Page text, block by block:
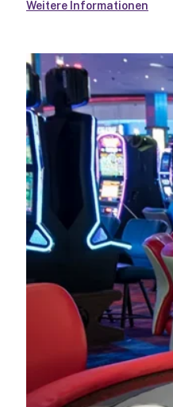
Weitere Informationen